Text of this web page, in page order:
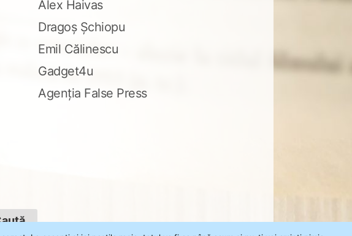
Alex Haivas
Dragoș Șchiopu
Emil Călinescu
Gadget4u
Agenția False Press